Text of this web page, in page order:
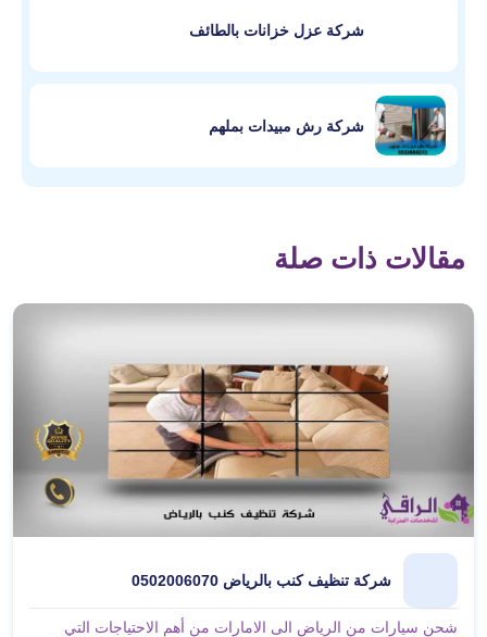
شركة عزل خزانات بالطائف
شركة رش مبيدات بملهم
مقالات ذات صلة
شركة تنظيف كنب بالرياض 0502006070
شحن سيارات من الرياض الى الامارات من أهم الاحتياجات التي